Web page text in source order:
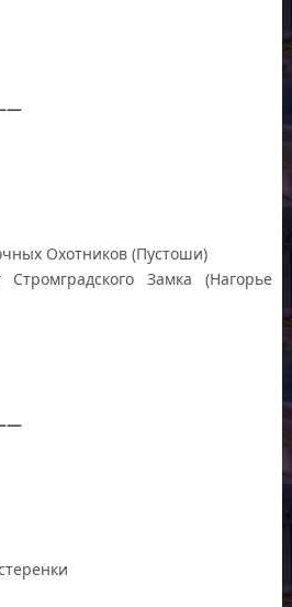
Охотников (Пустоши)
Замка (Нагорье